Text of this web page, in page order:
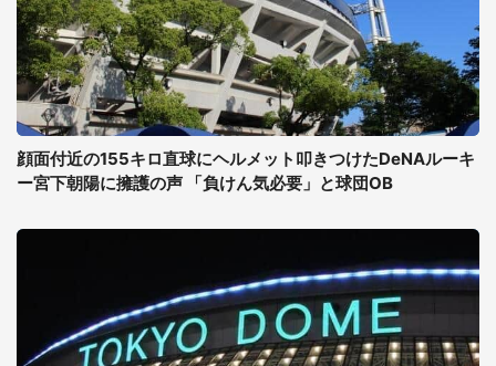
顔面付近の155キロ直球にヘルメット叩きつけたDeNAルーキ
ー宮下朝陽に擁護の声 「負けん気必要」と球団OB